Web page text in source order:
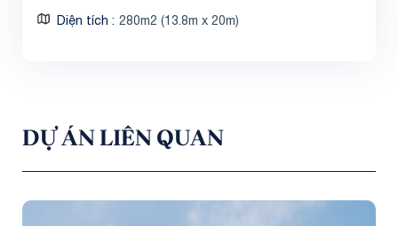
Diện tích 280m2 (13.8m x 20m)
DỰ ÁN LIÊN QUAN